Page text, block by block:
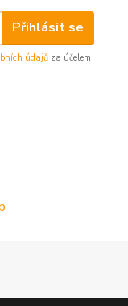
Přihlásit se
údajů za účelem